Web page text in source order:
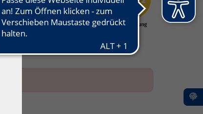
Kunst - Kultur -
Grundbildung
×